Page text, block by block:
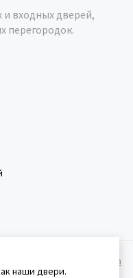
входных дверей,
перегородок.
Политика
сайта
наши двери.